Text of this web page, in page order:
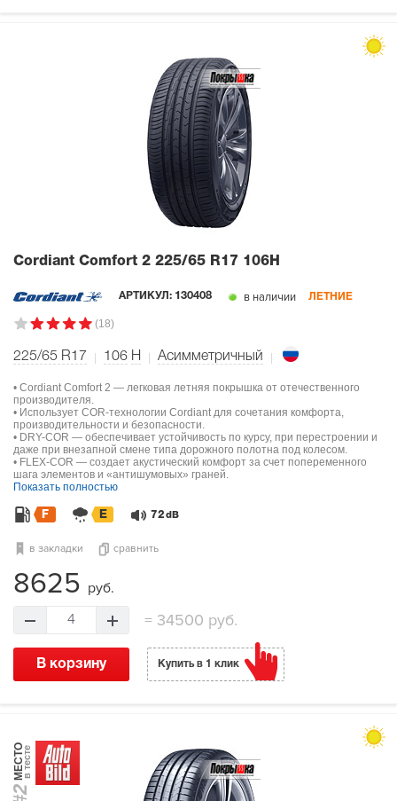
Cordiant Comfort 2 225/65 R17 106H
АРТИКУЛ: 130408 в наличии ЛЕТНИЕ
(18)
225/65 R17 106 H Асимметричный
• Cordiant Comfort 2 — легковая летняя покрышка от отечественного
производителя.
• Использует COR-технологии Cordiant для сочетания комфорта,
производительности и безопасности.
• DRY-COR — обеспечивает устойчивость по курсу, при перестроении и
даже при внезапной смене типа дорожного полотна под колесом.
• FLEX-COR — создает акустический комфорт за счет попеременного
шага элементов и «антишумовых» граней.
Показать полностью
F E 72 dB
в закладки сравнить
8625 руб.
4 = 34500 руб.
В корзину Купить в 1 клик
#2
МЕСТОв тесте